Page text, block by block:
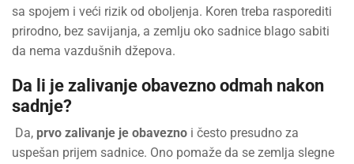
sa spojem i veći rizik od oboljenja. Koren treba rasporediti
prirodno, bez savijanja, a zemlju oko sadnice blago sabiti
da nema vazdušnih džepova.
Da li je zalivanje obavezno odmah nakon
sadnje?
Da, prvo zalivanje je obavezno i često presudno za
uspešan prijem sadnice. Ono pomaže da se zemlja slegne